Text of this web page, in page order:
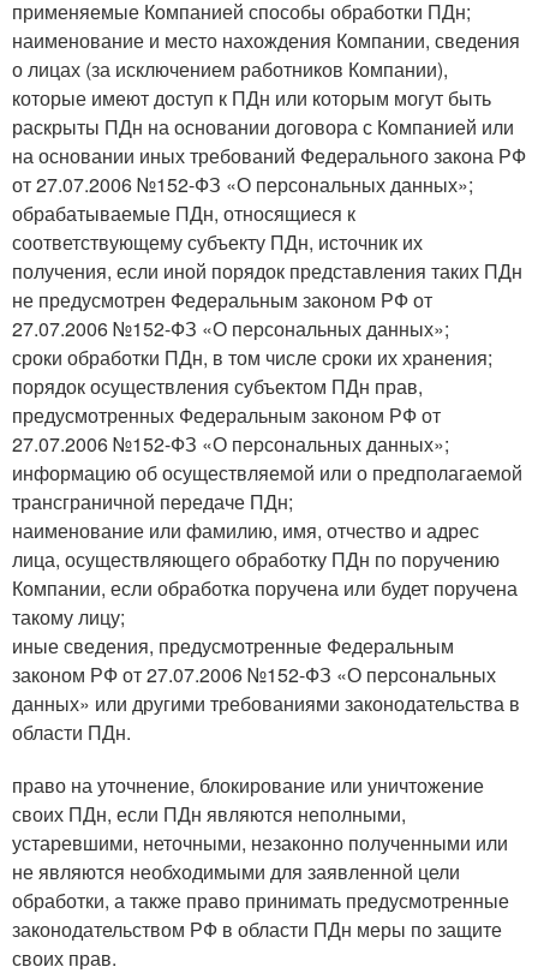
применяемые Компанией способы обработки ПДн;
наименование и место нахождения Компании, сведения
о лицах (за исключением работников Компании),
которые имеют доступ к ПДн или которым могут быть
раскрыты ПДн на основании договора с Компанией или
на основании иных требований Федерального закона РФ
от 27.07.2006 №152-ФЗ «О персональных данных»;
обрабатываемые ПДн, относящиеся к
соответствующему субъекту ПДн, источник их
получения, если иной порядок представления таких ПДн
не предусмотрен Федеральным законом РФ от
27.07.2006 №152-ФЗ «О персональных данных»;
сроки обработки ПДн, в том числе сроки их хранения;
порядок осуществления субъектом ПДн прав,
предусмотренных Федеральным законом РФ от
27.07.2006 №152-ФЗ «О персональных данных»;
информацию об осуществляемой или о предполагаемой
трансграничной передаче ПДн;
наименование или фамилию, имя, отчество и адрес
лица, осуществляющего обработку ПДн по поручению
Компании, если обработка поручена или будет поручена
такому лицу;
иные сведения, предусмотренные Федеральным
законом РФ от 27.07.2006 №152-ФЗ «О персональных
данных» или другими требованиями законодательства в
области ПДн.
право на уточнение, блокирование или уничтожение
своих ПДн, если ПДн являются неполными,
устаревшими, неточными, незаконно полученными или
не являются необходимыми для заявленной цели
обработки, а также право принимать предусмотренные
законодательством РФ в области ПДн меры по защите
своих прав.